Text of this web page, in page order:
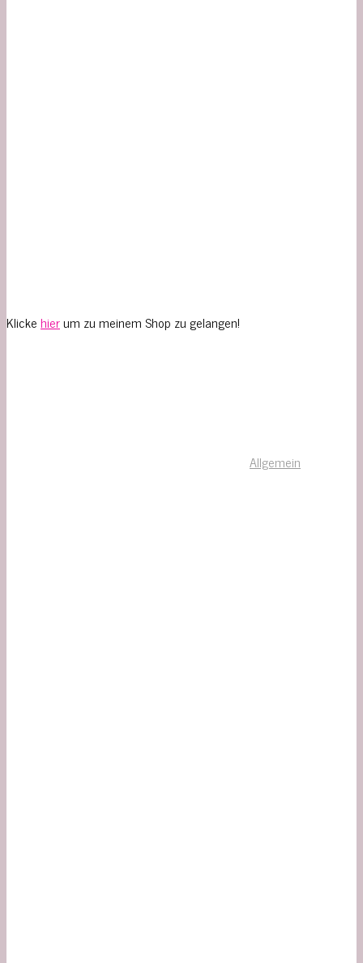
Klickehierum zu meinem Shop zu gelangen!
Allgemein